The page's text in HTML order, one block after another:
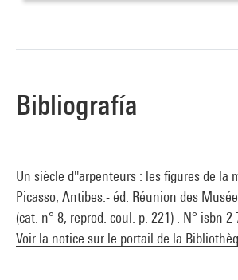
Bibliografía
Un siècle d''arpenteurs : les figures de la
Picasso, Antibes.- éd. Réunion des
(cat. n° 8, reprod. coul. p. 221) . N° isbn 2
Voir la notice sur le portail de la